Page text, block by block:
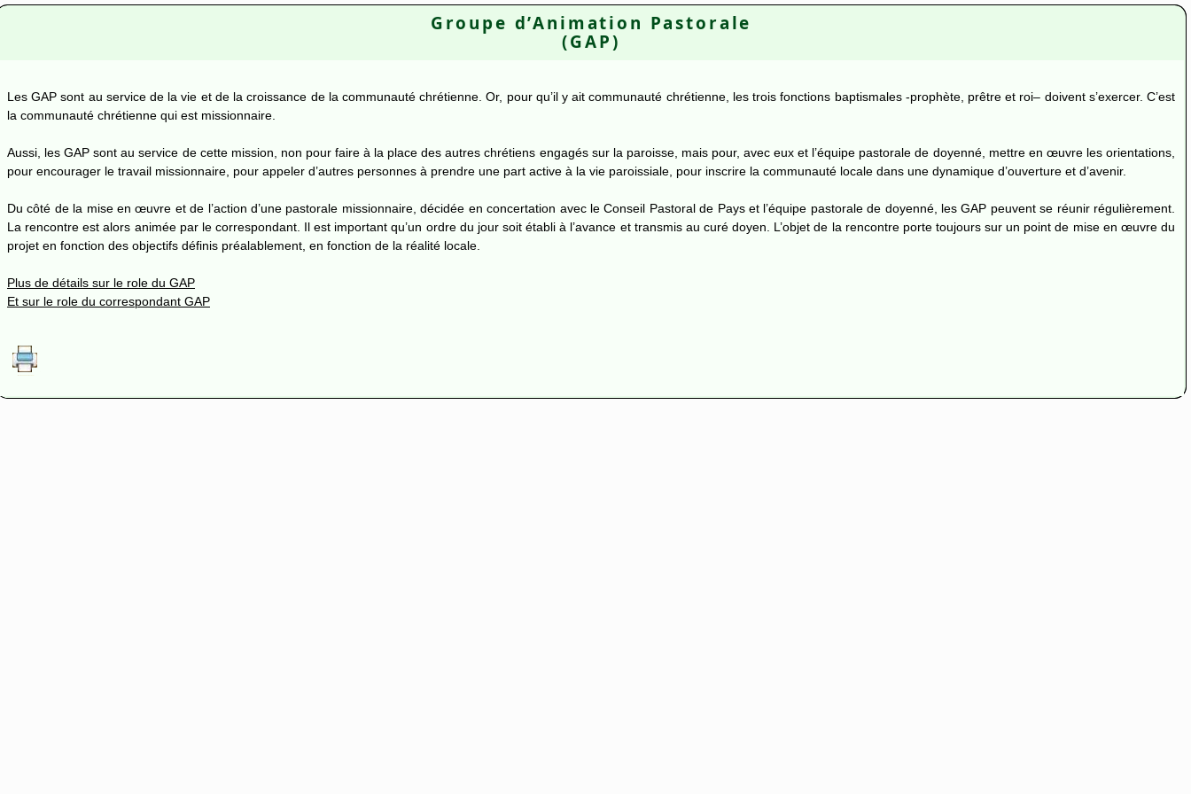
Groupe d’Animation Pastorale
(GAP)
Les GAP sont au service de la vie et de la croissance de la communauté chrétienne. Or, pour qu’il y ait communauté chrétienne, les trois fonctions baptismales -prophète, prêtre et roi– doivent s’exercer. C’est
la communauté chrétienne qui est missionnaire.
Aussi, les GAP sont au service de cette mission, non pour faire à la place des autres chrétiens engagés sur la paroisse, mais pour, avec eux et l’équipe pastorale de doyenné, mettre en œuvre les orientations,
pour encourager le travail missionnaire, pour appeler d’autres personnes à prendre une part active à la vie paroissiale, pour inscrire la communauté locale dans une dynamique d’ouverture et d’avenir.
Du côté de la mise en œuvre et de l’action d’une pastorale missionnaire, décidée en concertation avec le Conseil Pastoral de Pays et l’équipe pastorale de doyenné, les GAP peuvent se réunir régulièrement.
La rencontre est alors animée par le correspondant. Il est important qu’un ordre du jour soit établi à l’avance et transmis au curé doyen. L’objet de la rencontre porte toujours sur un point de mise en œuvre du
projet en fonction des objectifs définis préalablement, en fonction de la réalité locale.
Plus de détails sur le role du GAP
Et sur le role du correspondant GAP